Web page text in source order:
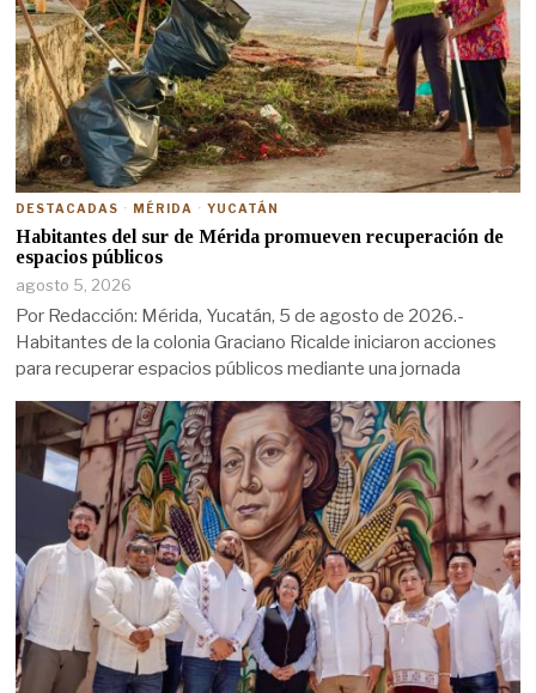
DESTACADAS · MÉRIDA · YUCATÁN
Habitantes del sur de Mérida promueven recuperación de
espacios públicos
agosto 5, 2026
Por Redacción: Mérida, Yucatán, 5 de agosto de 2026.-
Habitantes de la colonia Graciano Ricalde iniciaron acciones
para recuperar espacios públicos mediante una jornada